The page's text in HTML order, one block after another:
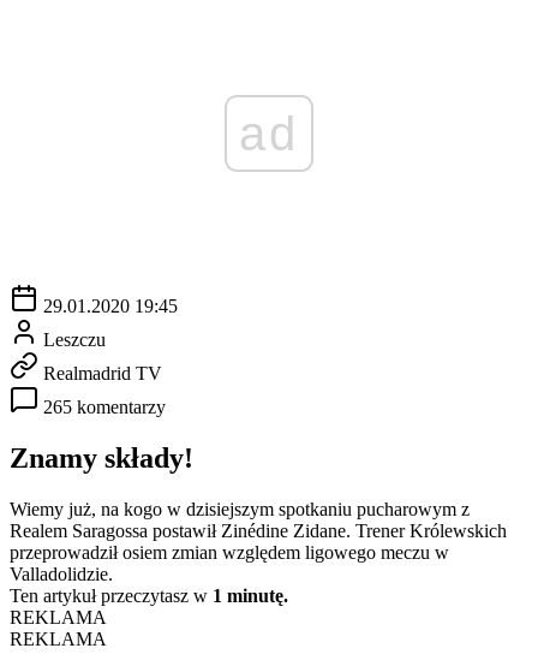
ad
29.01.2020 19:45
Leszczu
Realmadrid TV
265 komentarzy
Znamy składy!
Wiemy już, na kogo w dzisiejszym spotkaniu pucharowym z
Realem Saragossa postawił Zinédine Zidane. Trener Królewskich
przeprowadził osiem zmian względem ligowego meczu w
Valladolidzie.
Ten artykuł przeczytasz w 1 minutę.
REKLAMA
REKLAMA